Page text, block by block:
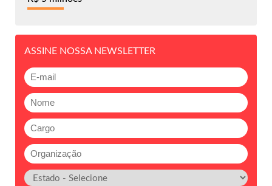
ASSINE NOSSA NEWSLETTER